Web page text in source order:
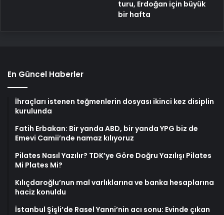
turu, Erdoğan için büyük
bir hafta
En Güncel Haberler
İhraçları istenen teğmenlerin dosyası ikinci kez disiplin
kurulunda
Fatih Erbakan: Bir yanda ABD, bir yanda YPG biz de
Emevi Camii’nde namaz kılıyoruz
Pilates Nasıl Yazılır? TDK’ye Göre Doğru Yazılışı Pilates
Mi Plates Mi?
Kılıçdaroğlu’nun mal varlıklarına ve banka hesaplarına
haciz konuldu
İstanbul Şişli’de Rasel Yanni’nin acı sonu: Evinde çıkan